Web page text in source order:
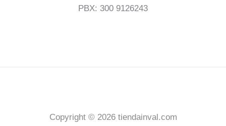
PBX: 300 9126243
Copyright © 2026 tiendainval.com